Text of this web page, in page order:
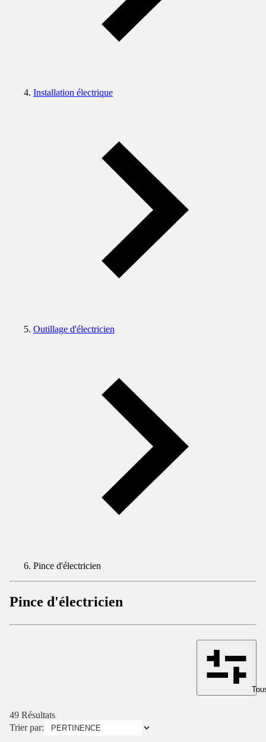
Installation électrique
Outillage d'électricien
Pince d'électricien
Pince d'électricien
49 Résultats
Trier par: